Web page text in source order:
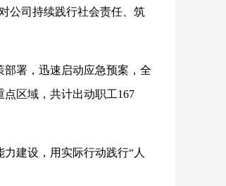
公司持续践行社会责任、筑
署，迅速启动应急预案，全
区域，共计出动职工167
建设，用实际行动践行“人